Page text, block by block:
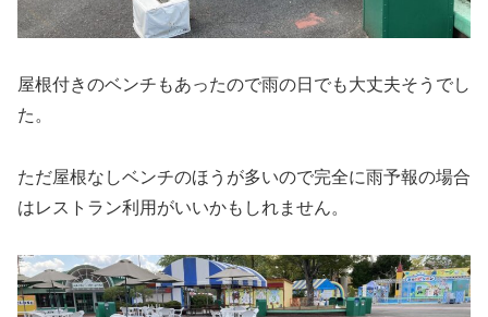
屋根付きのベンチもあったので雨の日でも大丈夫そうでし
た。
ただ屋根なしベンチのほうが多いので完全に雨予報の場合
はレストラン利用がいいかもしれません。